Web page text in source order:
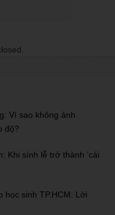
Vì sao không ảnh
độ?
Khi sính lễ trở thành ‘cái
học sinh TP.HCM: Lời